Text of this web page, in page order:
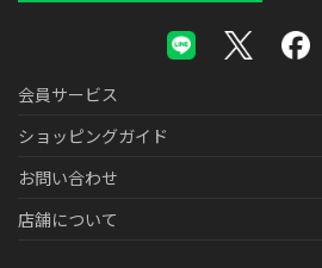
会員サービス
ショッピングガイド
お問い合わせ
店舗について